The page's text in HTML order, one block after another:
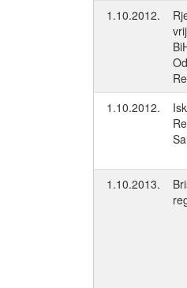
1.10.2012.
1.10.2012.
1.10.2013.